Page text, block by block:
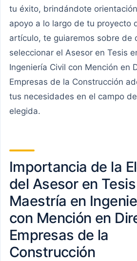
tu éxito, brindándote
apoyo a lo largo de tu proyecto
artículo, te guiaremos sobre de
seleccionar el Asesor en Tesis
Ingeniería Civil con Mención en
Empresas de la Construcción
tus necesidades en el campo
elegida.
Importancia de la
del Asesor en
Maestría en
con Mención en
Empresas de la
Construcción